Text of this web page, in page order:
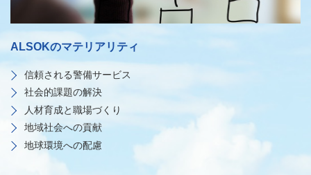
ALSOKのマテリアリティ
信頼される警備サービス
社会的課題の解決
人材育成と職場づくり
地域社会への貢献
地球環境への配慮